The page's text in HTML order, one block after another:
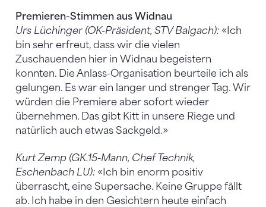
Premieren-Stimmen aus Widnau
Urs Lüchinger (OK-Präsident, STV Balgach): «Ich
bin sehr erfreut, dass wir die vielen
Zuschauenden hier in Widnau begeistern
konnten. Die Anlass-Organisation beurteile ich als
gelungen. Es war ein langer und strenger Tag. Wir
würden die Premiere aber sofort wieder
übernehmen. Das gibt Kitt in unsere Riege und
natürlich auch etwas Sackgeld.»
Kurt Zemp (GK.15-Mann, Chef Technik,
Eschenbach LU): «Ich bin enorm positiv
überrascht, eine Supersache. Keine Gruppe fällt
ab. Ich habe in den Gesichtern heute einfach